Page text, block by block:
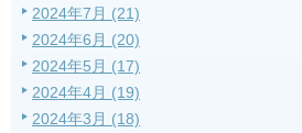
2024年7月 (21)
2024年6月 (20)
2024年5月 (17)
2024年4月 (19)
2024年3月 (18)